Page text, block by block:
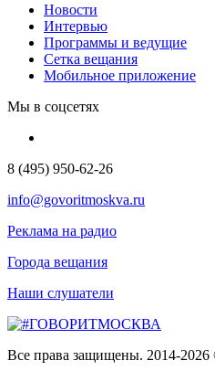
Новости
Интервью
Программы и ведущие
Сетка вещания
Мобильное приложение
Мы в соцсетях
8 (495) 950-62-26
info@govoritmoskva.ru
Реклама на радио
Города вещания
Наши слушатели
Все права защищены. 2014-